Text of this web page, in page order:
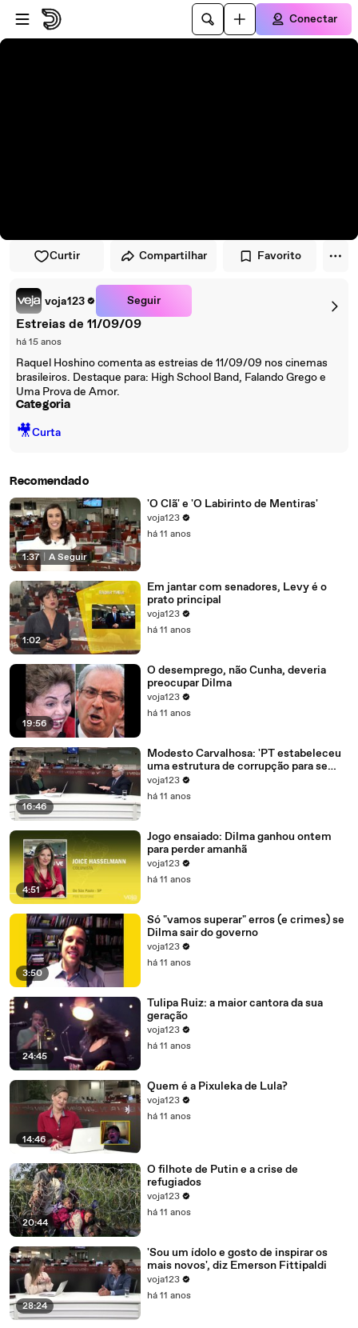
Pular para o player
Ir para o conteúdo principal
Conectar
Curtir Compartilhar Favorito
voja123 Seguir
Estreias de 11/09/09
há 15 anos
Raquel Hoshino comenta as estreias de 11/09/09 nos cinemas
brasileiros. Destaque para: High School Band, Falando Grego e
Uma Prova de Amor.
Categoria
🎥Curta
Recomendado
1:37 A Seguir
'O Clã' e 'O Labirinto de Mentiras'
voja123
há 11 anos
1:02
Em jantar com senadores, Levy é o
prato principal
voja123
há 11 anos
19:56
O desemprego, não Cunha, deveria
preocupar Dilma
voja123
há 11 anos
16:46
Modesto Carvalhosa: 'PT estabeleceu
uma estrutura de corrupção para se
manter no poder'
voja123
há 11 anos
4:51
Jogo ensaiado: Dilma ganhou ontem
para perder amanhã
voja123
há 11 anos
3:50
Só "vamos superar" erros (e crimes) se
Dilma sair do governo
voja123
há 11 anos
24:45
Tulipa Ruiz: a maior cantora da sua
geração
voja123
há 11 anos
14:46
Quem é a Pixuleka de Lula?
voja123
há 11 anos
20:44
O filhote de Putin e a crise de
refugiados
voja123
há 11 anos
28:24
'Sou um ídolo e gosto de inspirar os
mais novos', diz Emerson Fittipaldi
voja123
há 11 anos